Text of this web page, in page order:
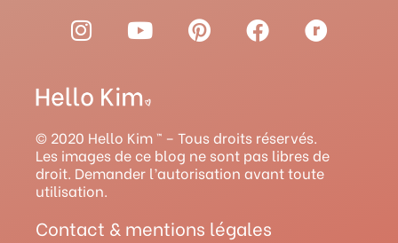
I
n
t
a
g
r
a
m
Y
o
t
u
b
e
P
i
r
e
s
F
a
o
o
k
R
a
y
© 2020 Hello Kim ™ – Tous droits réservés.
Les images de ce blog ne sont pas libres de
droit. Demander l’autorisation avant toute
utilisation.
Contact & mentions légales